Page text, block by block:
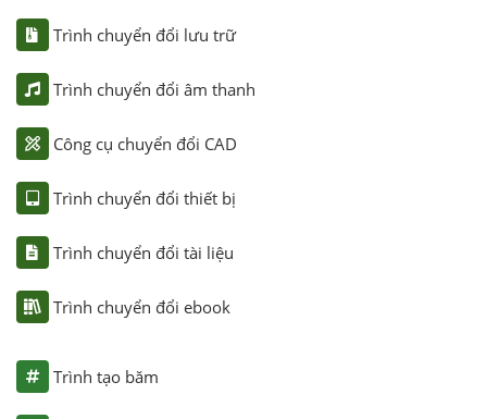
Trình chuyển đổi lưu trữ
Trình chuyển đổi âm thanh
Công cụ chuyển đổi CAD
Trình chuyển đổi thiết bị
Trình chuyển đổi tài liệu
Trình chuyển đổi ebook
Trình tạo băm